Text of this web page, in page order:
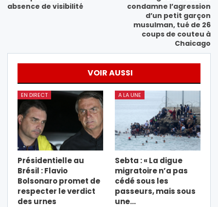
absence de visibilité
condamne l’agression
d’un petit garçon
musulman, tué de 26
coups de couteu à
Chaicago
VOIR AUSSI
EN DIRECT
Présidentielle au
Brésil : Flavio
Bolsonaro promet de
respecter le verdict
des urnes
A LA UNE
Sebta : « La digue
migratoire n’a pas
cédé sous les
passeurs, mais sous
une…